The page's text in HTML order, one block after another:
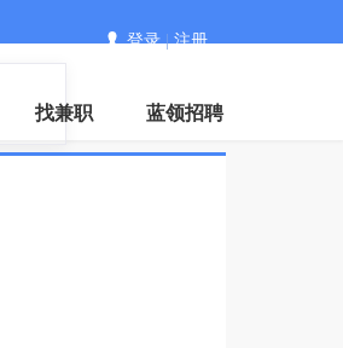
登录|注册
找兼职 蓝领招聘